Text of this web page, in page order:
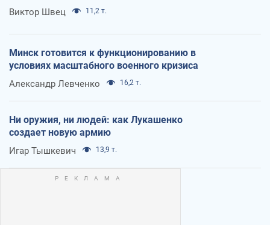
Виктор Швец 11,2 т.
Минск готовится к функционированию в
условиях масштабного военного кризиса
Александр Левченко 16,2 т.
Ни оружия, ни людей: как Лукашенко
создает новую армию
Игар Тышкевич 13,9 т.